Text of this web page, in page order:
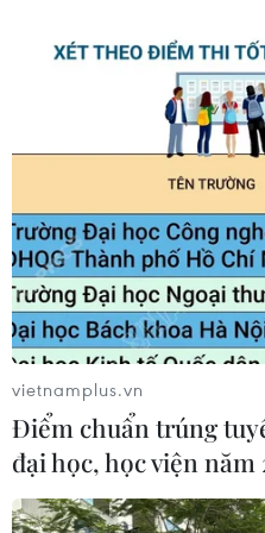
03/08/2026 00:25
Nhịp cầu báo chí, lý luận
01/08/2026 15:47
Niềm tin - nền tảng của
xã hội
01/08/2026 00:27
Quy định mới trong Luật
vietnamplus.vn
Điểm chuẩn trúng
đại học, học viện năm